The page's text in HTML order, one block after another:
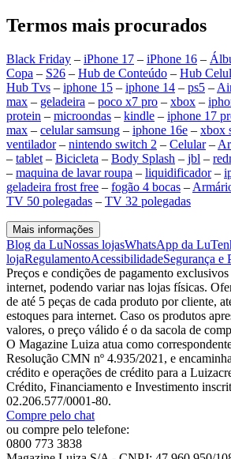
Termos mais procurados
Black Friday – iPhone 17 – iPhone 16 –
Copa – S26 – Hub de Conteúdo – Hub
Hub Tvs – iphone 15 – iphone 14 – ps5 –
max – geladeira – poco x7 pro – xbox –
protein – microondas – kindle – iphone 17
max – celular samsung – iphone 16e – xbox
ventilador– nintendo switch 2 – Celular–
– tablet – Bicicleta – Body Splash – jbl –
– maquina de lavar roupa – liquidificador–
geladeira frost free – fogão 4 bocas –
TV 50 polegadas – TV 32 polegadas
Mais informações
Blog da LuNossas lojasWhatsApp da Lu
lojaRegulamentoAcessibilidadeSegurança e
Preços e condições de pagamento
internet, podendo variar nas lojas físicas.
de até 5 peças de cada produto por cliente,
estoques para internet. Caso os produtos
valores, o preço válido é o da sacola de
O Magazine Luiza atua como
Resolução CMN nº 4.935/2021, e
crédito e operações de crédito para a
Crédito, Financiamento e Investimento
02.206.577/0001-80.
Compre pelo chat
ou compre pelo telefone:
0800 773 3838